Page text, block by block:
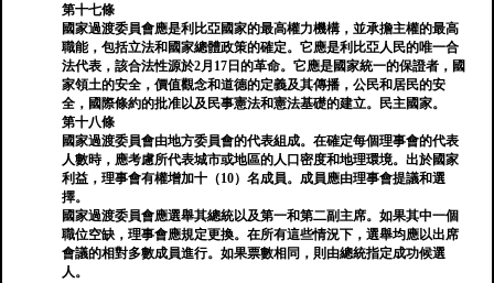
第十七條
國家過渡委員會應是利比亞國家的最高權力機構，並承擔主權的最高
職能，包括立法和國家總體政策的確定。它應是利比亞人民的唯一合
法代表，該合法性源於2月17日的革命。它應是國家統一的保證者，國
家領土的安全，價值觀念和道德的定義及其傳播，公民和居民的安
全，國際條約的批准以及民事憲法和憲法基礎的建立。民主國家。
第十八條
國家過渡委員會由地方委員會的代表組成。在確定每個理事會的代表
人數時，應考慮所代表城市或地區的人口密度和地理環境。出於國家
利益，理事會有權增加十（10）名成員。成員應由理事會提議和選
擇。
國家過渡委員會應選舉其總統以及第一和第二副主席。如果其中一個
職位空缺，理事會應規定更換。在所有這些情況下，選舉均應以出席
會議的相對多數成員進行。如果票數相同，則由總統指定成功候選
人。